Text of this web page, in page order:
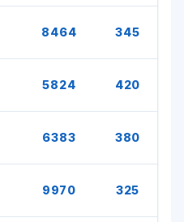
8464 345
5824 420
6383 380
9970 325